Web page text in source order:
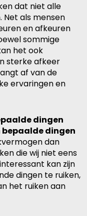
dat niet alle
Net als mensen
en afkeuren
sommige
het ook
sterke afkeer
af van de
ervaringen en
dingen
bepaalde dingen
dan
die wij niet eens
kan zijn
dingen te ruiken,
het ruiken aan